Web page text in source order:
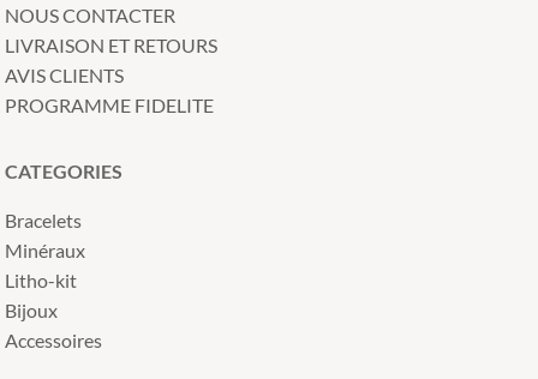
NOUS CONTACTER
LIVRAISON ET RETOURS
AVIS CLIENTS
PROGRAMME FIDELITE
CATEGORIES
Bracelets
Minéraux
Litho-kit
Bijoux
Accessoires